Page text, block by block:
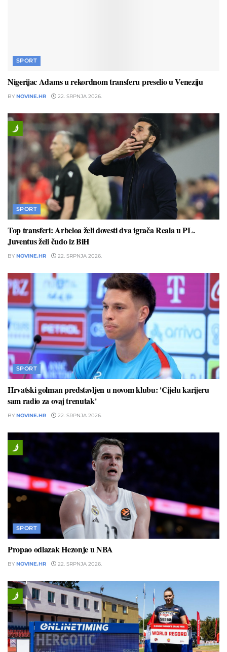
SPORT
Nigerijac Adams u rekordnom transferu preselio u Veneziju
BY NOVINE.HR 22. SRPNJA 2026.
SPORT
Top transferi: Arbeloa želi dovesti dva igrača Reala u PL.
Juventus želi čudo iz BiH
BY NOVINE.HR 22. SRPNJA 2026.
SPORT
Hrvatski golman predstavljen u novom klubu: 'Cijelu karijeru
sam radio za ovaj trenutak'
BY NOVINE.HR 22. SRPNJA 2026.
SPORT
Propao odlazak Hezonje u NBA
BY NOVINE.HR 22. SRPNJA 2026.